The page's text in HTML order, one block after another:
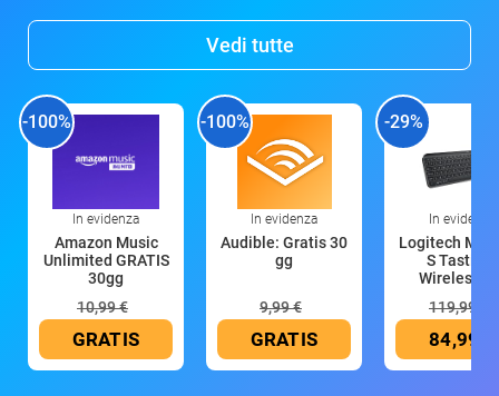
Vedi tutte
-100%
In evidenza
Amazon Music
Unlimited GRATIS
30gg
10,99 €
GRATIS
-100%
In evidenza
Audible: Gratis 30
gg
9,99 €
GRATIS
-29%
In evidenza
Logitech MX
S Tastiera
Wireless
119,99 €
84,99 €